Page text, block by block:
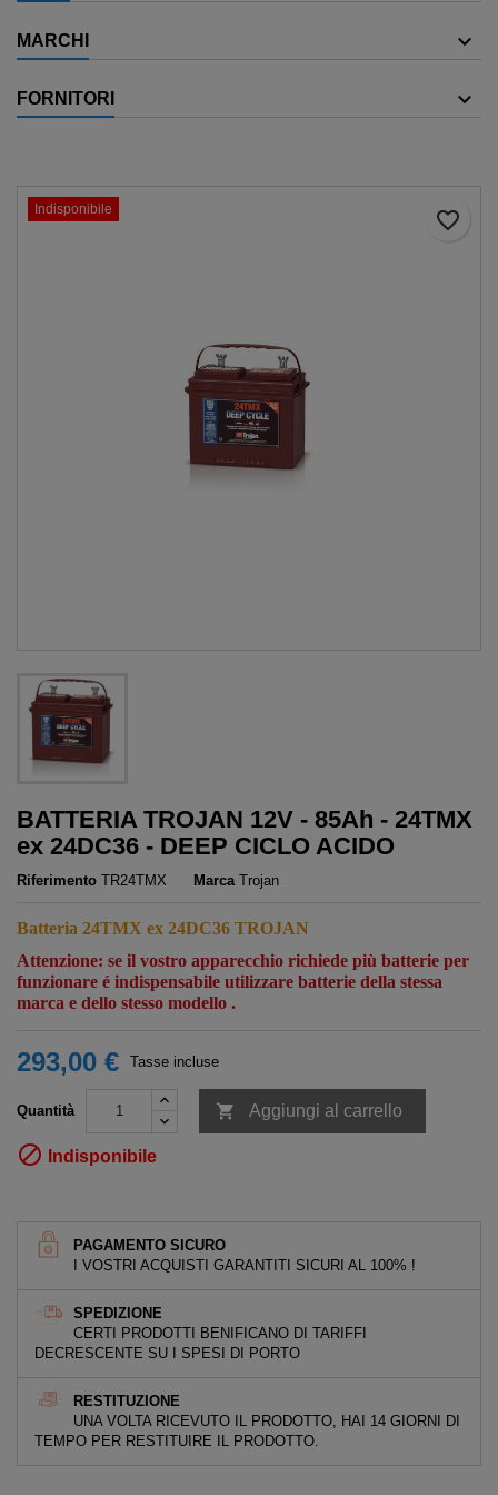
MARCHI
FORNITORI
favorite_border
Indisponibile
BATTERIA TROJAN 12V - 85Ah - 24TMX
ex 24DC36 - DEEP CICLO ACIDO
Riferimento TR24TMX Marca Trojan
Batteria 24TMX ex 24DC36 TROJAN
Attenzione: se il vostro apparecchio richiede più batterie per
funzionare é indispensabile utilizzare batterie della stessa
marca e dello stesso modello .
293,00 € Tasse incluse
Quantità  Aggiungi al carrello
 Indisponibile
PAGAMENTO SICURO
I VOSTRI ACQUISTI GARANTITI SICURI AL 100% !
SPEDIZIONE
CERTI PRODOTTI BENIFICANO DI TARIFFI
DECRESCENTE SU I SPESI DI PORTO
RESTITUZIONE
UNA VOLTA RICEVUTO IL PRODOTTO, HAI 14 GIORNI DI
TEMPO PER RESTITUIRE IL PRODOTTO.